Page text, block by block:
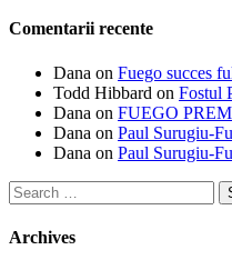
Comentarii recente
Dana on Fuego succes
Todd Hibbard on Fostul
Dana on FUEGO
Dana on Paul Surugiu-
Dana on Paul Surugiu-
Search
for:
Archives